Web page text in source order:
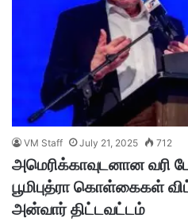
VM Staff July 21, 2025 712
அமெரிக்காவுடனான வரி
பூமிபுத்ரா கொள்கைகள்
அன்வார் திட்டவட்டம்